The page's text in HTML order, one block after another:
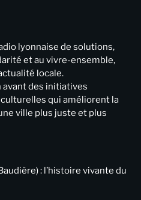
lyonnaise de solutions,
et au vivre-ensemble,
locale.
avant des initiatives
qui améliorent la
ville plus juste et plus
: l’histoire vivante du